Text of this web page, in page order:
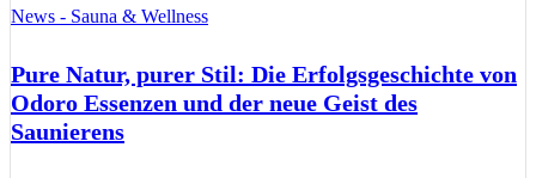
News - Sauna & Wellness
Pure Natur, purer Stil: Die Erfolgsgeschichte von
Odoro Essenzen und der neue Geist des
Saunierens